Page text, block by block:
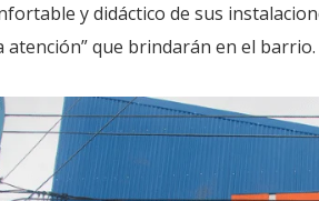
y didáctico de sus
atención” que brindarán en el barrio.